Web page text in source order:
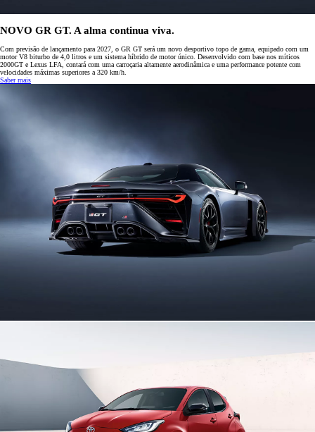
NOVO GR GT. A alma continua viva.
Com previsão de lançamento para 2027, o GR GT será um novo desportivo topo de gama, equipado com um
motor V8 biturbo de 4,0 litros e um sistema híbrido de motor único. Desenvolvido com base nos míticos
2000GT e Lexus LFA, contará com uma carroçaria altamente aerodinâmica e uma performance potente com
velocidades máximas superiores a 320 km/h.
Saber mais